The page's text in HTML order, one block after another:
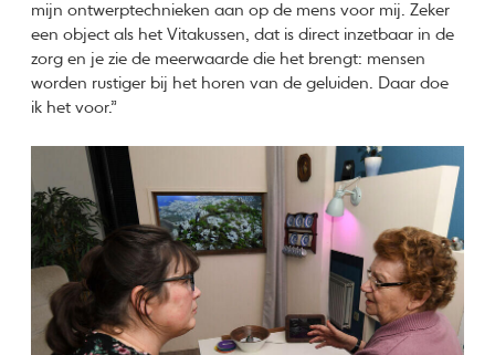
mijn ontwerptechnieken aan op de mens voor mij. Zeker
een object als het Vitakussen, dat is direct inzetbaar in de
zorg en je zie de meerwaarde die het brengt: mensen
worden rustiger bij het horen van de geluiden. Daar doe
ik het voor.”